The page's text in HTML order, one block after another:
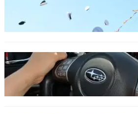
Варна посрещна
ОБЩЕСТВО
Възможни
след решение на Съда